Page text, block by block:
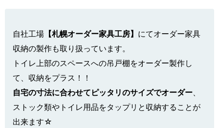
自社工場 【札幌オーダー家具工房】 にてオーダー家具
収納の製作も取り扱っています。
トイレ上部のスペースへの吊戸棚をオーダー製作し
て、収納をプラス！！
自宅の寸法に合わせてピッタリのサイズでオーダー
ストック類やトイレ用品をタップリと収納することが
出来ます☆